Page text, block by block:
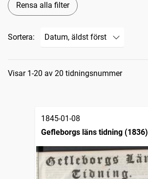
Rensa alla filter
Sortera:
Sökresultat
Visar 1-20 av 20 tidningsnummer
1845-01-08
Gefleborgs läns tidning (1836)